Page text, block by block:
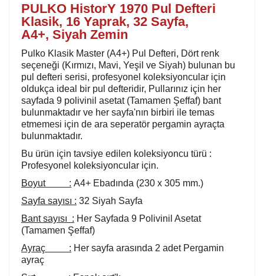
PULKO HistorY 1970 Pul Defteri
Klasik, 16 Yaprak, 32 Sayfa,
A4+, Siyah Zemin
Pulko Klasik Master (A4+) Pul Defteri, Dört renk
seçeneği (Kırmızı, Mavi, Yeşil ve Siyah) bulunan bu
pul defteri serisi, profesyonel koleksiyoncular için
oldukça ideal bir pul defteridir, Pullarınız için her
sayfada 9 polivinil asetat (Tamamen Şeffaf) bant
bulunmaktadır ve her sayfa'nın birbiri ile temas
etmemesi için de ara seperatör pergamin ayraçta
bulunmaktadır.
Bu ürün için tavsiye edilen koleksiyoncu türü :
Profesyonel koleksiyoncular için.
Boyut : A4+ Ebadında (230 x 305 mm.)
Sayfa sayısı : 32 Siyah Sayfa
Bant sayısı : Her Sayfada 9 Polivinil Asetat
(Tamamen Şeffaf)
Ayraç : Her sayfa arasında 2 adet Pergamin
ayraç